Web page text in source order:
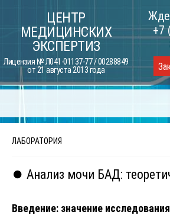
content
ЦЕНТР
МЕДИЦИНСКИХ
ЭКСПЕРТИЗ
Лицензия № Л041-01137-77 / 00288849
от 21 августа 2013 года
+7
ЛАБОРАТОРИЯ
⏺️ Анализ мочи БАД:
Введение: значение